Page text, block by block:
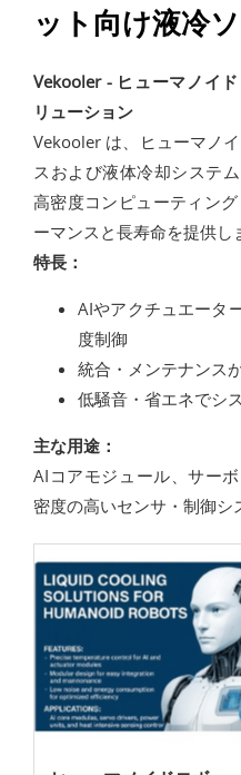
ット向け液冷
Vekooler - ヒューマノイ
リューション
Vekooler は、ヒューマノ
スおよび液体冷却システ
高密度コンピューティン
ーマンスと長寿命を提供し
特長：
AIやアクチュエータ
度制御
統合・メンテナンス
低騒音・省エネでシ
主な用途：
AIコアモジュール、サー
密度の高いセンサ・制御シ